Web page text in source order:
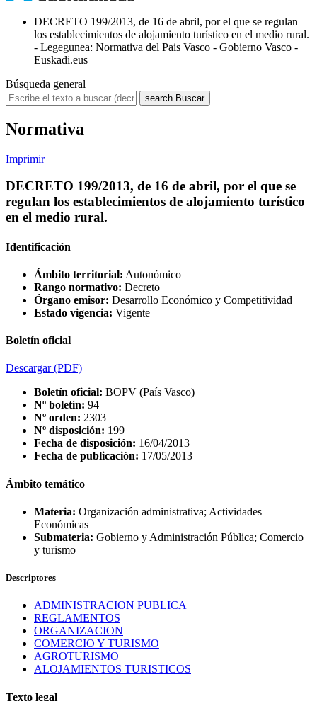
DECRETO 199/2013, de 16 de abril, por el que se regulan
los establecimientos de alojamiento turístico en el medio rural.
- Legegunea: Normativa del Pais Vasco - Gobierno Vasco -
Euskadi.eus
Búsqueda general
search Buscar
Normativa
Imprimir
DECRETO 199/2013, de 16 de abril, por el que se
regulan los establecimientos de alojamiento turístico
en el medio rural.
Identificación
Ámbito territorial: Autonómico
Rango normativo: Decreto
Órgano emisor: Desarrollo Económico y Competitividad
Estado vigencia: Vigente
Boletín oficial
Descargar(PDF)
Boletín oficial: BOPV (País Vasco)
Nº boletín: 94
Nº orden: 2303
Nº disposición: 199
Fecha de disposición: 16/04/2013
Fecha de publicación: 17/05/2013
Ámbito temático
Materia: Organización administrativa; Actividades
Económicas
Submateria: Gobierno y Administración Pública; Comercio
y turismo
Descriptores
ADMINISTRACION PUBLICA
REGLAMENTOS
ORGANIZACION
COMERCIO Y TURISMO
AGROTURISMO
ALOJAMIENTOS TURISTICOS
Texto legal